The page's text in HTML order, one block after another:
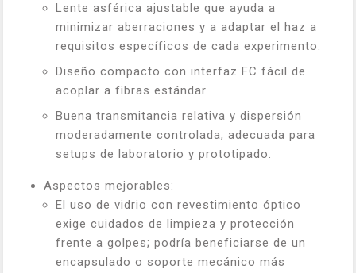
Lente asférica ajustable que ayuda a
minimizar aberraciones y a adaptar el haz a
requisitos específicos de cada experimento.
Diseño compacto con interfaz FC fácil de
acoplar a fibras estándar.
Buena transmitancia relativa y dispersión
moderadamente controlada, adecuada para
setups de laboratorio y prototipado.
Aspectos mejorables:
El uso de vidrio con revestimiento óptico
exige cuidados de limpieza y protección
frente a golpes; podría beneficiarse de un
encapsulado o soporte mecánico más